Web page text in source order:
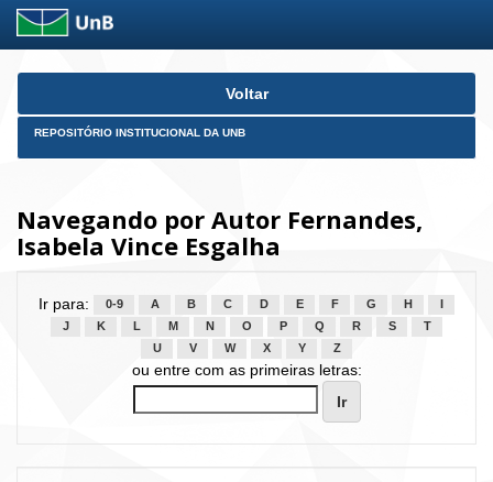
Skip
Voltar
REPOSITÓRIO INSTITUCIONAL DA UNB
Navegando por Autor Fernandes,
Isabela Vince Esgalha
Ir para: 0-9 A B C D E F G H
J
K L M N O P Q R S
T
U
V W X Y Z
ou entre com as primeiras letras: